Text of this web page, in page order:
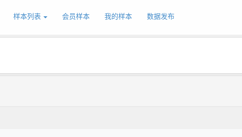
样本列表 会员样本 我的样本 数据发布